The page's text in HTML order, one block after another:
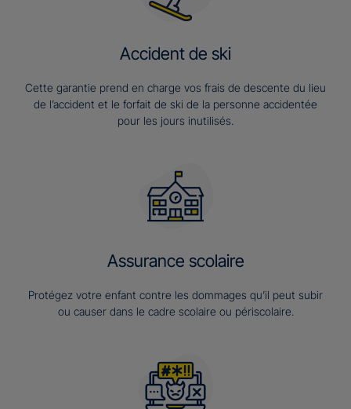
Accident de ski
Cette garantie prend en charge vos frais de descente du lieu
de l’accident et le forfait de ski de la personne accidentée
pour les jours inutilisés.
Assurance scolaire
Protégez votre enfant contre les dommages qu’il peut subir
ou causer dans le cadre scolaire ou périscolaire.